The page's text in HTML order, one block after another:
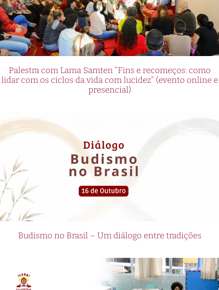
Palestra com Lama Samten “Fins e recomeços: como
lidar com os ciclos da vida com lucidez” (evento online e
presencial)
Budismo no Brasil – Um diálogo entre tradições